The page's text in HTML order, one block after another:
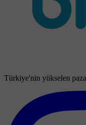
Türkiye'nin yükselen